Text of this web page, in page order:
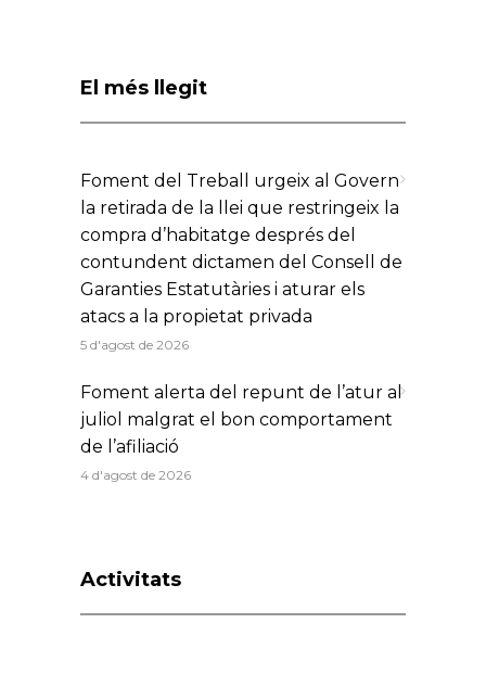
El més llegit
Foment del Treball urgeix al Govern
la retirada de la llei que restringeix la
compra d’habitatge després del
contundent dictamen del Consell de
Garanties Estatutàries i aturar els
atacs a la propietat privada
5 d'agost de 2026
Foment alerta del repunt de l’atur al
juliol malgrat el bon comportament
de l’afiliació
4 d'agost de 2026
Activitats